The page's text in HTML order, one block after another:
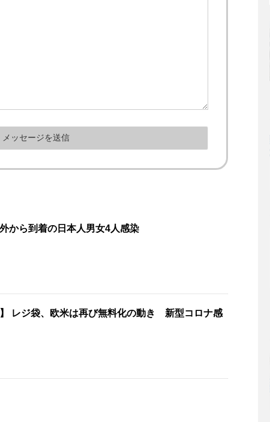
から到着の日本人男女4人感染
】 レジ袋、欧米は再び無料化の動き 新型コロナ感